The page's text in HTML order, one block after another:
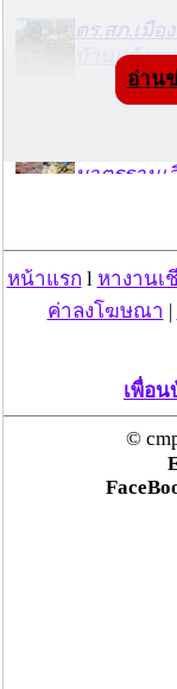
ตร.สภ.เมือ
บ้านแจ้งพ
มาตรฐาน
“ลาว” ส่ง
เชียงของ
เอี่ยวแก๊งค
“ตรีนุช” เ
ประเทศ เ
คพ. เผยผ
แม่น้ำรวก-
8 “พบสาร
อ่าน
หน้าแรก l หางานเ
ค่าลงโฆษณา |
เพื่อน
©